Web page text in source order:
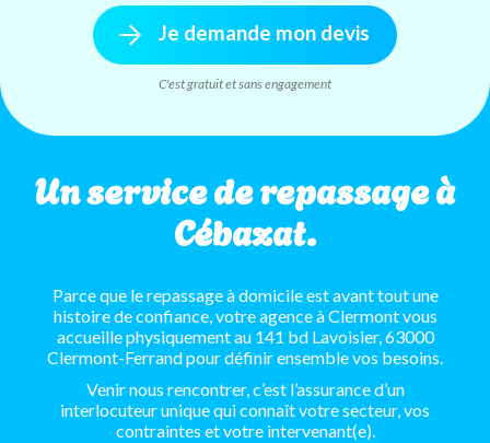
Je demande mon devis
C'est gratuit et sans engagement
Un service de repassage à
Cébazat.
Parce que le repassage à domicile est avant tout une
histoire de confiance, votre agence à Clermont vous
accueille physiquement au 141 bd Lavoisier, 63000
Clermont-Ferrand pour définir ensemble vos besoins.
Venir nous rencontrer, c’est l’assurance d’un
interlocuteur unique qui connaît votre secteur, vos
contraintes et votre intervenant(e).